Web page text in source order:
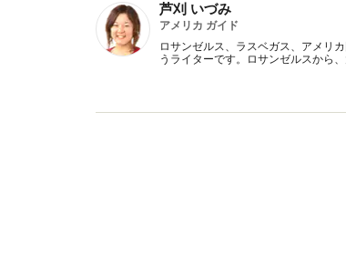
芦刈 いづみ
アメリカ ガイド
ロサンゼルス、ラスベガス、アメリ
うライターです。ロサンゼルスから